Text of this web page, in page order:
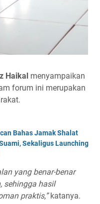
Haikal menyampaikan
forum ini merupakan
Bahas Jamak Shalat
Sekaligus Launching
yang benar-benar
sehingga hasil
praktis,”katanya.